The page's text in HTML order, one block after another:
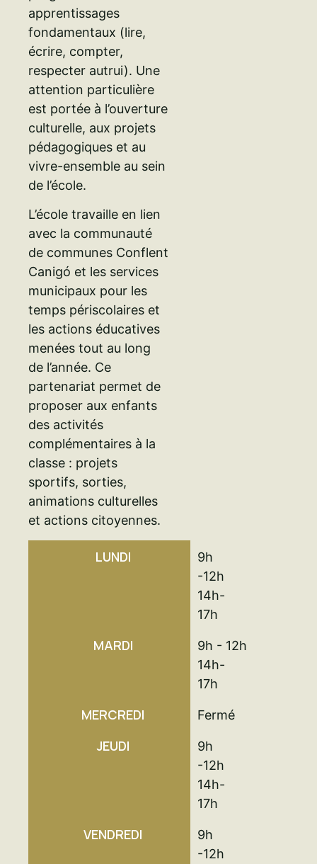
apprentissages
fondamentaux (lire,
écrire, compter,
respecter autrui). Une
attention particulière
est portée à l’ouverture
culturelle, aux projets
pédagogiques et au
vivre-ensemble au sein
de l’école.
L’école travaille en lien
avec la communauté
de communes Conflent
Canigó et les services
municipaux pour les
temps périscolaires et
les actions éducatives
menées tout au long
de l’année. Ce
partenariat permet de
proposer aux enfants
des activités
complémentaires à la
classe : projets
sportifs, sorties,
animations culturelles
et actions citoyennes.
LUNDI
9h
-12h
14h-
17h
MARDI
9h - 12h
14h-
17h
MERCREDI Fermé
JEUDI
9h
-12h
14h-
17h
VENDREDI
9h
-12h